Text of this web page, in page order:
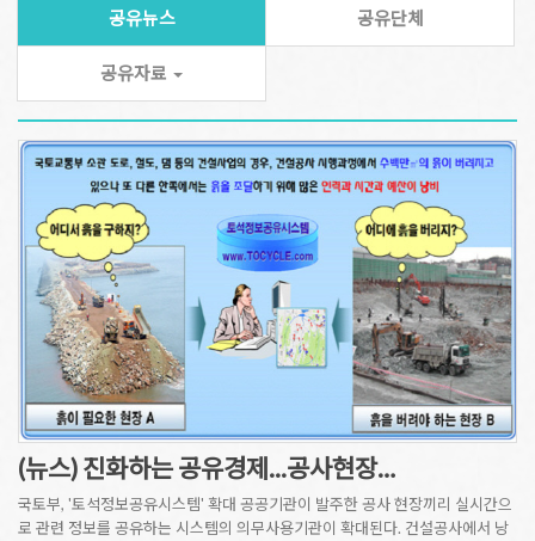
공유뉴스 공유단체
공유자료
(뉴스) 진화하는 공유경제...공사현장…
국토부, '토석정보공유시스템' 확대 공공기관이 발주한 공사 현장끼리 실시간으
로 관련 정보를 공유하는 시스템의 의무사용기관이 확대된다. 건설공사에서 낭